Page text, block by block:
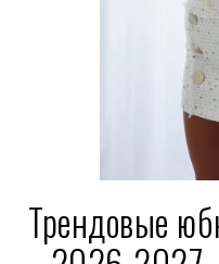
Трендовые